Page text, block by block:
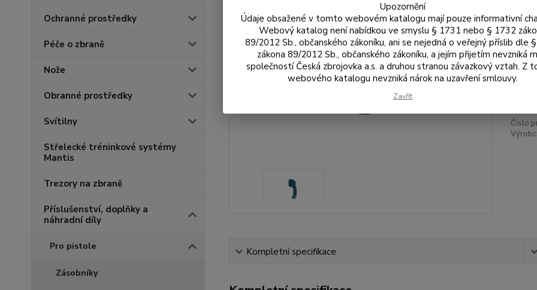
Ochranné prostředky
Péče o zbraně
Nože
Obranné prostředky
Svítilny
Střelecké tréninkové systémy
Mantis
Trezory na zbraně
Příslušenství, doplňky a
náhradní díly
Pro pistole
Zásobníky
Číslo
Kompletní specifikace
Upozornění
Údaje obsažené v tomto webovém katalogu mají pouze informativní
Webový katalog není nabídkou ve smyslu § 1731 nebo § 1732
89/2012 Sb., občanského zákoníku, ani se nejedná o veřejný příslib dle
zákona 89/2012 Sb., občanského zákoníku, a jejím přijetím nevzniká
společností Česká zbrojovka a.s. a druhou stranou závazkový vztah. Z
webového katalogu nevzniká nárok na uzavření smlouvy.
Zavřít